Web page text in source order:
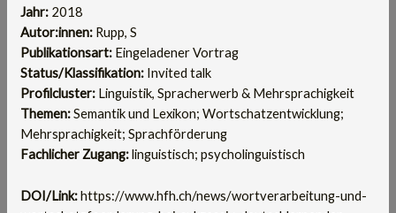
Jahr:2018
Autor:innen:Rupp, S
Publikationsart:Eingeladener Vortrag
Status/Klassifikation:Invited talk
Profilcluster:Linguistik, Spracherwerb & Mehrsprachigkeit
Themen:Semantik und Lexikon; Wortschatzentwicklung;
Mehrsprachigkeit; Sprachförderung
Fachlicher Zugang:linguistisch; psycholinguistisch
DOI/Link:https://www.hfh.ch/news/wortverarbeitung-und-